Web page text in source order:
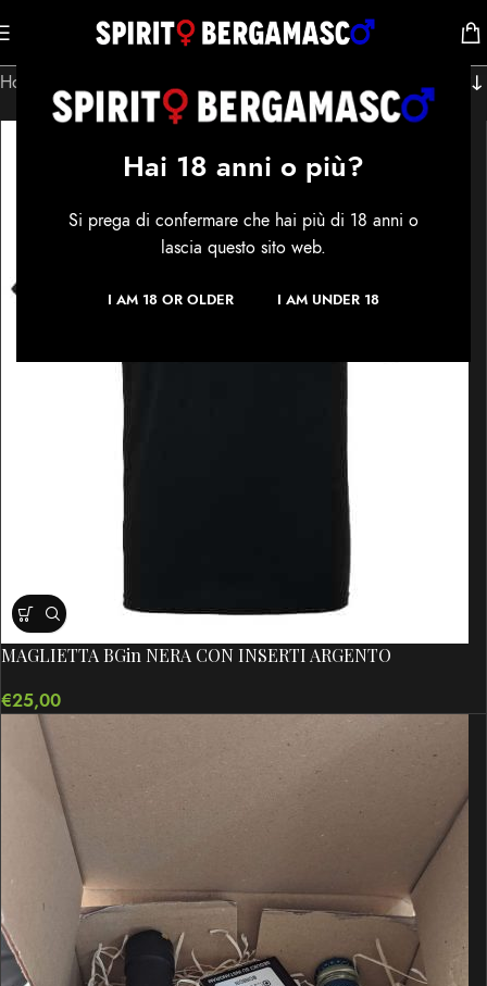
Hai 18 anni o più?
Si prega di confermare che hai più di 18 anni o
lascia questo sito web.
I AM 18 OR OLDER I AM UNDER 18
Home
MAGLIETTA BGin NERA CON INSERTI ARGENTO
€25,00